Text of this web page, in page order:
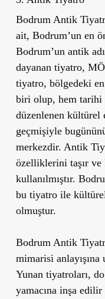
Bodrum Antik
ait, Bodrum’un en
Bodrum’un antik
dayanan tiyatro,
tiyatro, bölgedeki
biri olup, hem tarihi
düzenlenen
geçmişiyle
merkezdir. Antik
özelliklerini taşır ve
kullanılmıştır.
bu tiyatro ile
olmuştur.
Bodrum Antik
mimarisi
Yunan tiyatroları,
yamacına inşa edilir